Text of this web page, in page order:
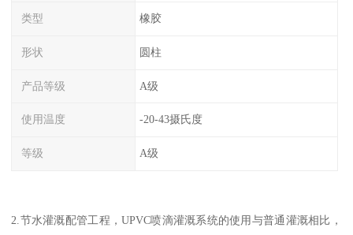
类型 橡胶
形状 圆柱
产品等级 A级
使用温度 -20-43摄氏度
等级 A级
2.节水灌溉配管工程，UPVC喷滴灌溉系统的使用与普通灌溉相比，